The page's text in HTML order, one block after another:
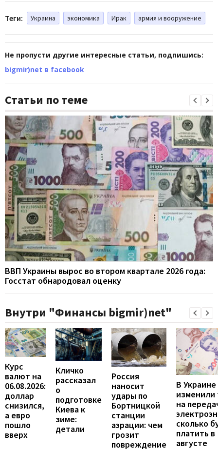
Теги: Украина экономика Ирак армия и вооружение
Не пропусти другие интересные статьи, подпишись:
bigmir)net в facebook
Статьи по теме
ВВП Украины вырос во втором квартале 2026 года:
Госстат обнародовал оценку
Внутри "Финансы bigmir)net"
Курс
валют на
06.08.2026:
доллар
снизился,
а евро
пошло
вверх
Кличко
рассказал
о
подготовке
Киева к
зиме:
детали
Россия
наносит
удары по
Бортницкой
станции
аэрации: чем
грозит
повреждение
В Украине
на
сколько
платить в
августе